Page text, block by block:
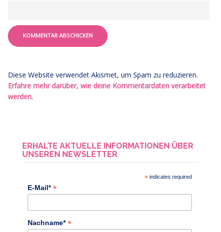
Diese Website verwendet Akismet, um Spam zu reduzieren.
Erfahre mehr darüber, wie deine Kommentardaten verarbeitet
werden.
ERHALTE AKTUELLE INFORMATIONEN ÜBER
UNSEREN NEWSLETTER
* indicates required
E-Mail**
Nachname**